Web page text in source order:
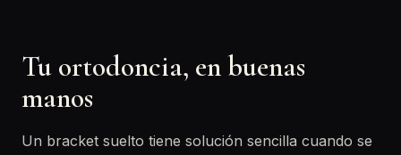
Tu ortodoncia, en buenas
manos
Un bracket suelto tiene solución sencilla cuando se